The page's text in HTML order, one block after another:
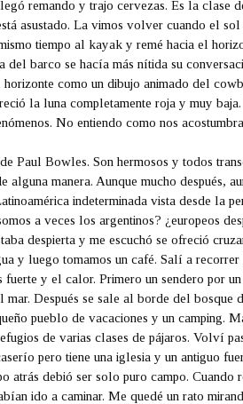
remando y trajo cervezas. Es la clase
asustado. La vimos volver cuando el
tiempo al kayak y remé hacia el
del barco se hacía más nítida su
horizonte como un dibujo animado del
la luna completamente roja y muy
No entiendo como nos
Paul Bowles. Son hermosos y todos
manera. Aunque mucho después,
indeterminada vista desde la
a veces los argentinos? ¿europeos
despierta y me escuchó se ofreció
y luego tomamos un café. Salí a recorrer
y el calor. Primero un sendero por un
Después se sale al borde del bosque
pueblo de vacaciones y un camping.
de varias clases de pájaros. Volví
pero tiene una iglesia y un antiguo
atrás debió ser solo puro campo. Cuando
ido a caminar. Me quedé un rato